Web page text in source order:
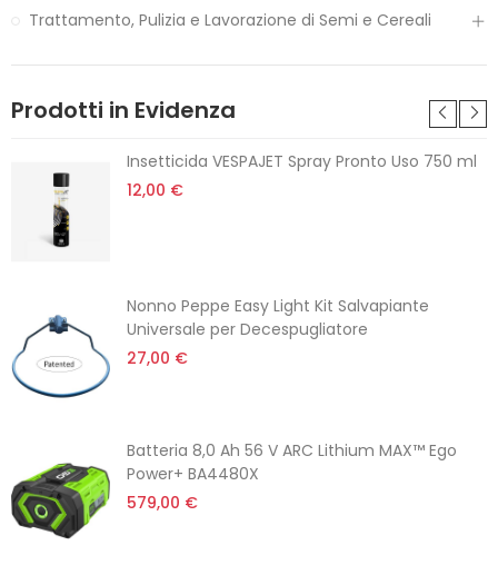
Trattamento, Pulizia e Lavorazione di Semi e Cereali
Prodotti in Evidenza
Insetticida VESPAJET Spray Pronto Uso 750 ml
12,00 €
Nonno Peppe Easy Light Kit Salvapiante
Universale per Decespugliatore
27,00 €
Batteria 8,0 Ah 56 V ARC Lithium MAX™ Ego
Power+ BA4480X
579,00 €